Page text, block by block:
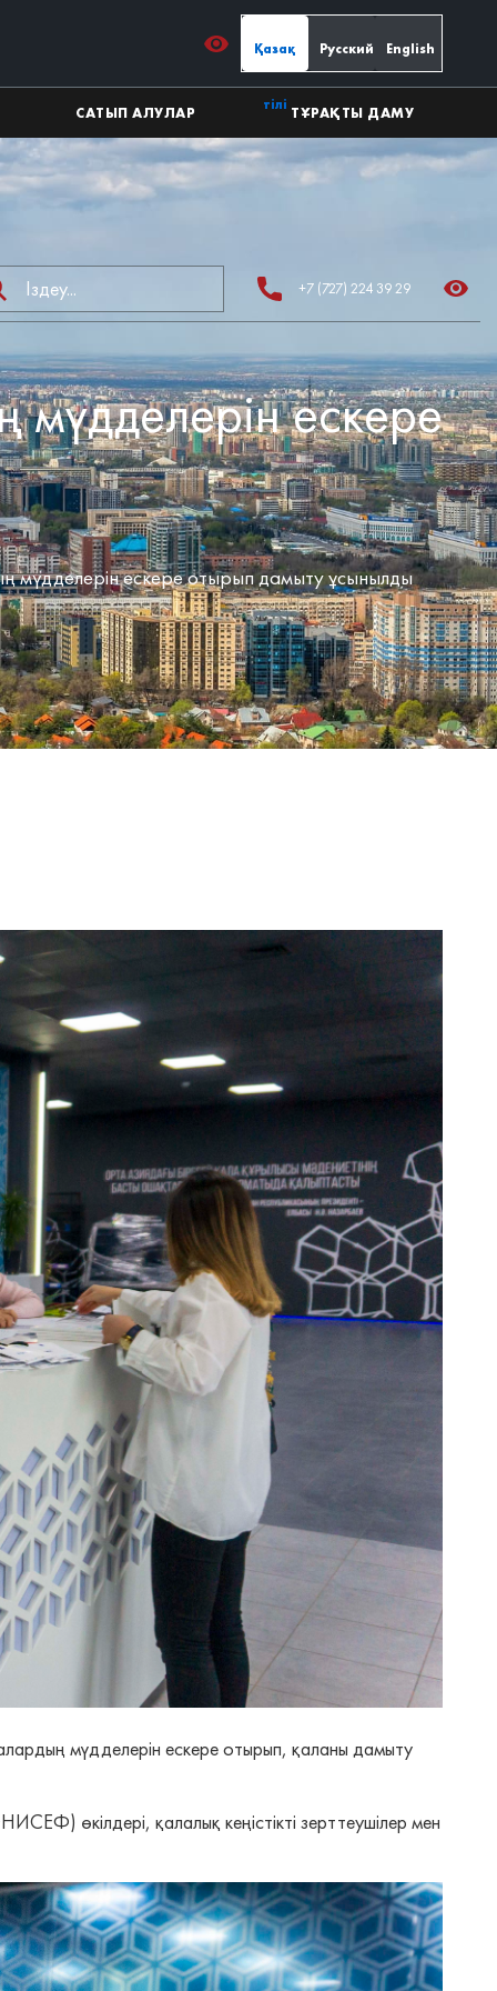
Қазақ
тілі
Русский English
САТЫП АЛУЛАР ТҰРАҚТЫ ДАМУ
+7 (727) 224 39 29
ескере
мүдделерін ескере отырып дамыту ұсынылды
мүдделерін ескере отырып, қаланы дамыту
өкілдері, қалалық кеңістікті зерттеушілер мен